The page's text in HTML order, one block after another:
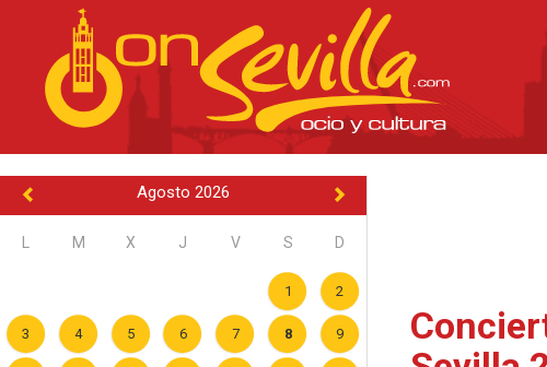
Agosto 2026
M X J V S D
1 2
3 4 5 6 7 8 9